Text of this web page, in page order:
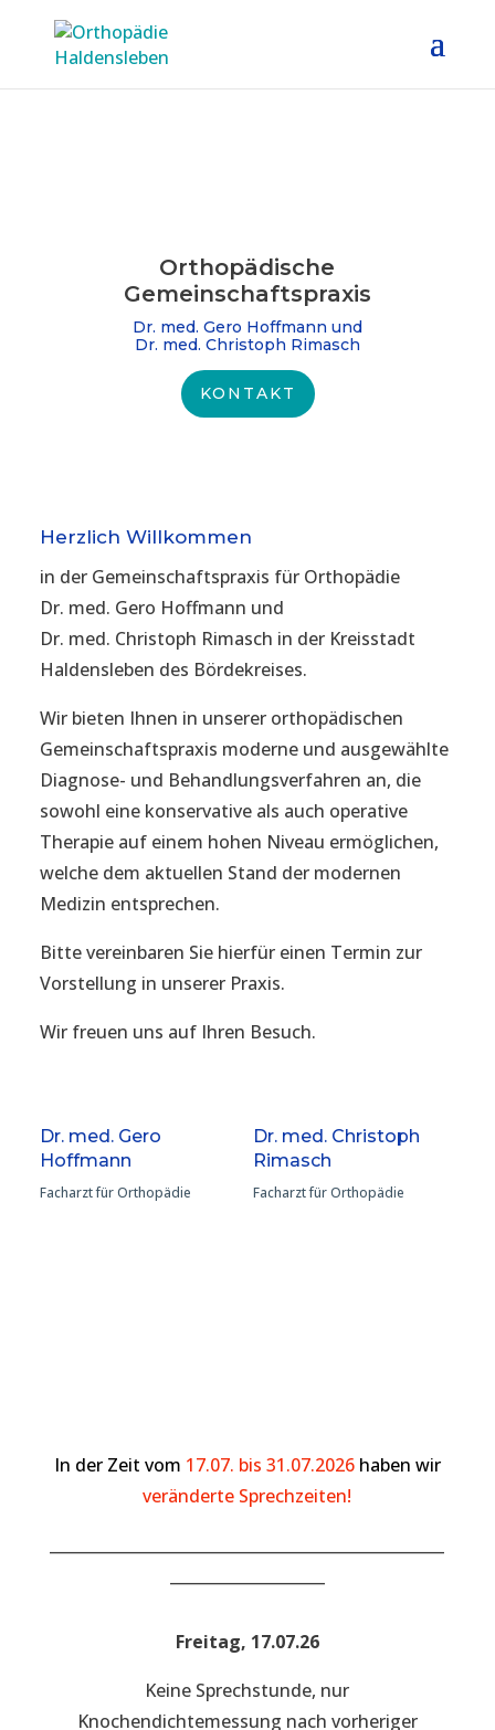
Orthopädische
Gemeinschafts­praxis
Dr. med. Gero Hoffmann und
Dr. med. Christoph Rimasch
KONTAKT
Herzlich Willkommen
in der Gemeinschaftspraxis für Orthopädie
Dr. med. Gero Hoffmann und
Dr. med. Christoph Rimasch in der Kreisstadt
Haldensleben des Bördekreises.
Wir bieten Ihnen in unserer orthopädischen
Gemeinschaftspraxis moderne und ausgewählte
Diagnose- und Behandlungsverfahren an, die
sowohl eine konservative als auch operative
Therapie auf einem hohen Niveau ermöglichen,
welche dem aktuellen Stand der modernen
Medizin entsprechen.
Bitte vereinbaren Sie hierfür einen Termin zur
Vorstellung in unserer Praxis.
Wir freuen uns auf Ihren Besuch.
Dr. med. Gero
Hoffmann
Facharzt für Orthopädie
Dr. med. Christoph
Rimasch
Facharzt für Orthopädie
In der Zeit vom 17.07. bis 31.07.2026 haben wir
veränderte Sprechzeiten!
Freitag, 17.07.26
Keine Sprechstunde, nur
Knochendichtemessung nach vorheriger